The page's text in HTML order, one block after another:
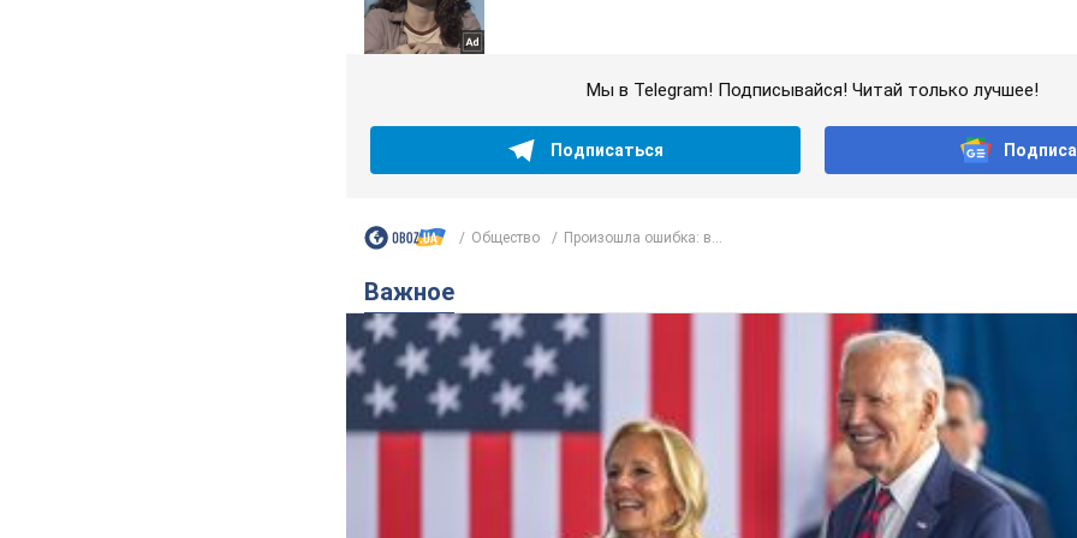
Мы в Telegram! Подписывайся! Читай только лучшее!
Подписаться
Общество Произошла ошибка: в...
Важное